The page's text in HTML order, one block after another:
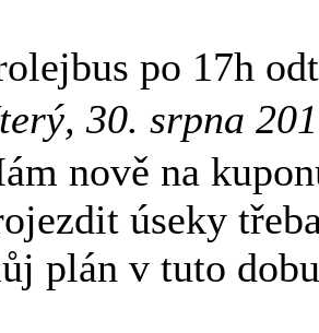
po 17h
30. srpna
nově na
úseky
plán v tuto